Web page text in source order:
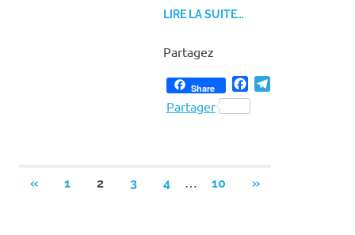
LIRE LA SUITE…
Partagez
Share Facebook
Partager
Pagination
«PREVIOUS
1 2 3 4 … 10
NEXT
»